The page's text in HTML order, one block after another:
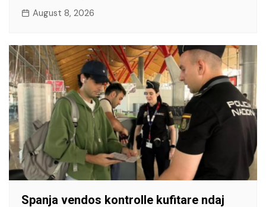
August 8, 2026
Spanja vendos kontrolle kufitare ndaj